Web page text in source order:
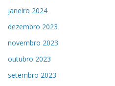
janeiro 2024
dezembro 2023
novembro 2023
outubro 2023
setembro 2023